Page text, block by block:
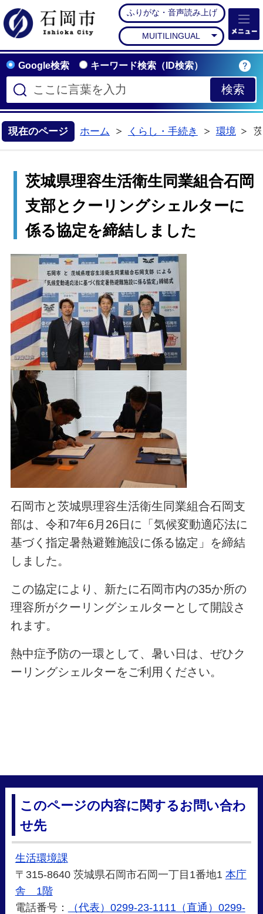
石岡市公式ホームペー
ふりがな・音声読み上げ
MUITILINGUAL
Google検索 キーワード検索（ID検索）
現在のページ ホーム
くらし・手続き
環境
茨城県理容生活衛生同業組合石岡
支部とクーリングシェルターに
係る協定を締結しました
石岡市と茨城県理容生活衛生同業組合石岡支
部は、令和7年6月26日に「気候変動適応法に
基づく指定暑熱避難施設に係る協定」を締結
しました。
この協定により、新たに石岡市内の35か所の
理容所がクーリングシェルターとして開設さ
れます。
熱中症予防の一環として、暑い日は、ぜひク
ーリングシェルターをご利用ください。
このページの内容に関するお問い合わ
せ先
生活環境課
〒315-8640 茨城県石岡市石岡一丁目1番地1 本庁
舎 1階
電話番号：
（代表）0299-23-1111（直通）0299-